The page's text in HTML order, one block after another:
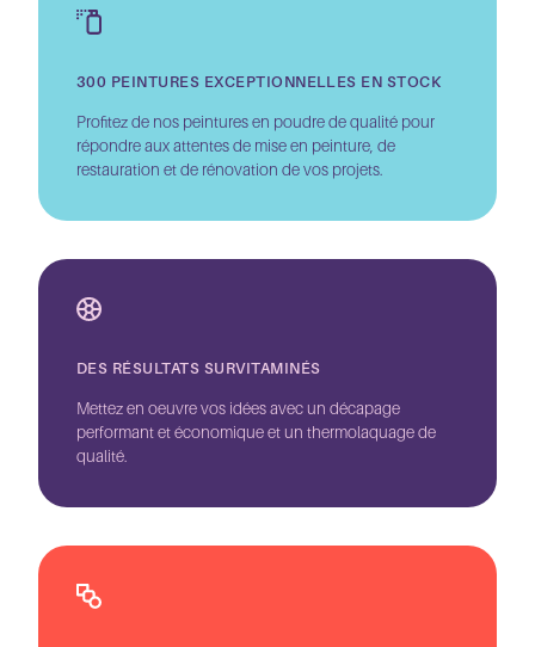
300 PEINTURES EXCEPTIONNELLES EN STOCK
Profitez de nos peintures en poudre de qualité pour
répondre aux attentes de mise en peinture, de
restauration et de rénovation de vos projets.
DES RÉSULTATS SURVITAMINÉS
Mettez en oeuvre vos idées avec un décapage
performant et économique et un thermolaquage de
qualité.